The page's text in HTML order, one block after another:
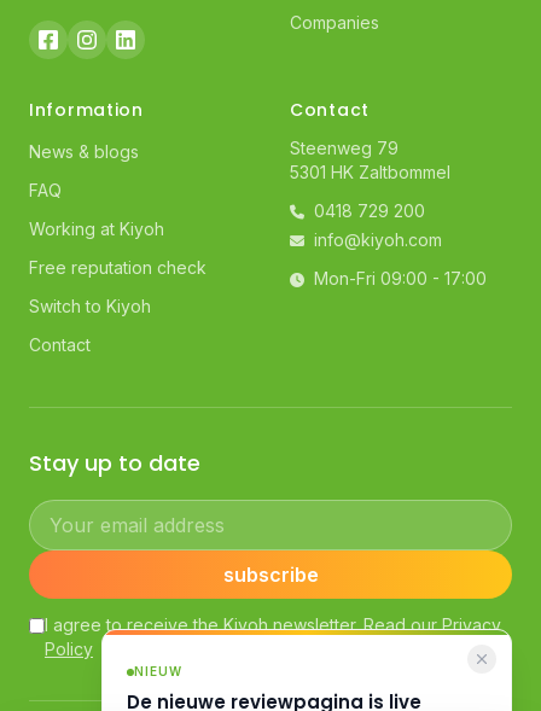
Companies
Information
News & blogs
FAQ
Working at Kiyoh
Free reputation check
Switch to Kiyoh
Contact
Contact
Steenweg 79
5301 HK Zaltbommel
0418 729 200
info@kiyoh.com
Mon-Fri 09:00 - 17:00
Stay up to date
Your email address
subscribe
I agree to receive the Kiyoh newsletter. Read ourPrivacy
Policy
NIEUW
De nieuwe reviewpagina is live